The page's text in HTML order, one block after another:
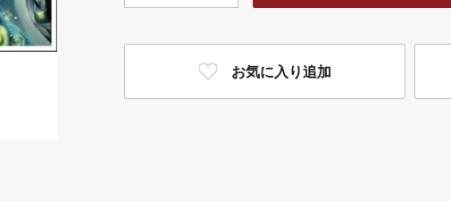
お気に入り追加